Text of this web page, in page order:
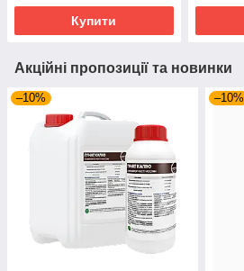
Купити
Акційні пропозиції та новинки
–10% –10%